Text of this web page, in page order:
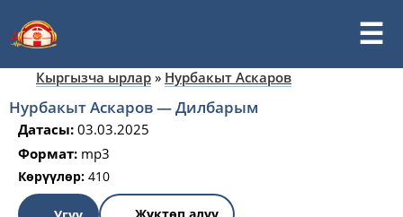
Кыргызча ырлар » Нурбакыт Аскаров
Нурбакыт Аскаров — Дилбарым
Датасы: 03.03.2025
Формат: mp3
Көрүүлөр: 410